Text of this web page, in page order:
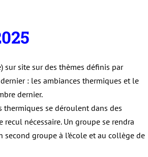
sur site sur des thèmes définis par
: les ambiances thermiques et le
dernier.
se déroulent dans des
nécessaire. Un groupe se rendra
second groupe à l’école et au collège de